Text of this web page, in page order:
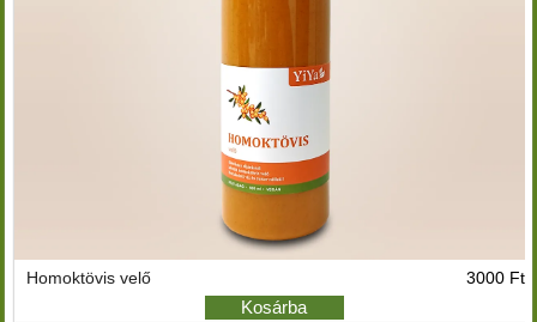
Homoktövis velő 3000 Ft
Kosárba